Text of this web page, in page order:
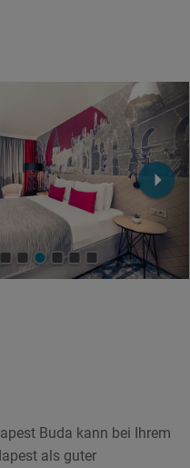
Buda kann bei Ihrem
als guter